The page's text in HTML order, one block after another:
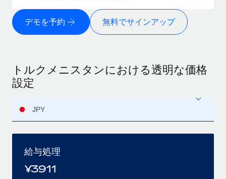
デモを予約 無料でサインアップ
トルクメニスタンにおける透明な価格
設定
JPY
給与処理
¥3911